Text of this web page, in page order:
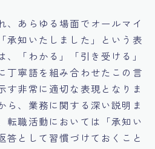
、あらゆる場面でオールマイ
承知いたしました」という表
「わかる」「引き受ける」
丁寧語を組み合わせたこの言
す非常に適切な表現となりま
ら、業務に関する深い説明ま
転職活動においては「承知い
答として習慣づけておくこと